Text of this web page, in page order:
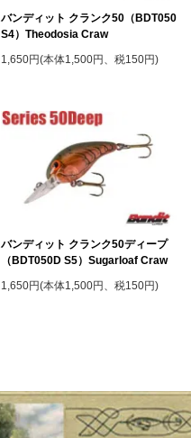
バンディット クランク50（BDT050
S4）Theodosia Craw
1,650円(本体1,500円、税150円)
バンディット クランク50ディープ
（BDT050D S5）Sugarloaf Craw
1,650円(本体1,500円、税150円)